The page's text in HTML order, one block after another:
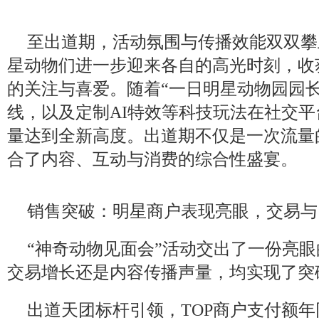
至出道期，活动氛围与传播效能双双
星动物们进一步迎来各自的高光时刻，
的关注与喜爱。随着“一日明星动物园园
线，以及定制AI特效等科技玩法在社交
量达到全新高度。出道期不仅是一次流
合了内容、互动与消费的综合性盛宴。
销售突破：明星商户表现亮眼，交易
“神奇动物见面会”活动交出了一份亮
交易增长还是内容传播声量，均实现了
出道天团标杆引领，TOP商户支付额年